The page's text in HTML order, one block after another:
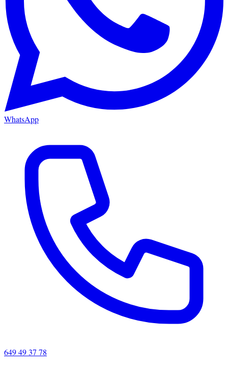
WhatsApp
649 49 37 78